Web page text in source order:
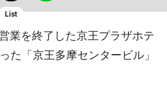
List
業を終了した京王プラザホテ
た「京王多摩センタービル」